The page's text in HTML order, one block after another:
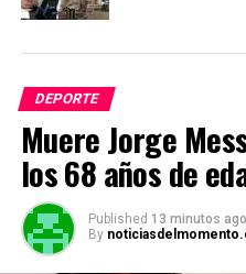
DEPORTE
Muere Jorge
los 68 años de
Published 13 minutos ago
By